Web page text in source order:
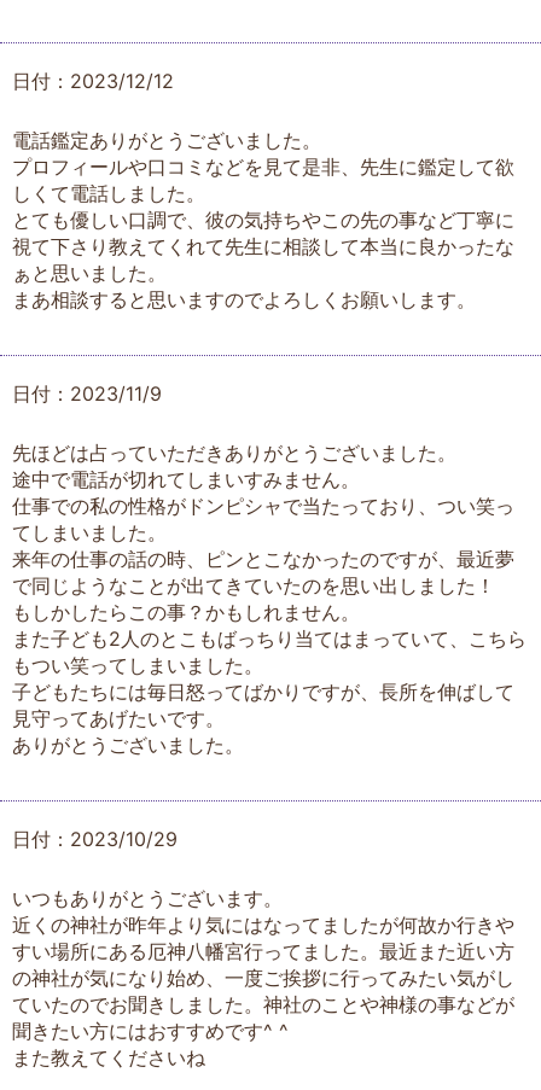
日付：2023/12/12
電話鑑定ありがとうございました。
プロフィールや口コミなどを見て是非、先生に鑑定して欲
しくて電話しました。
とても優しい口調で、彼の気持ちやこの先の事など丁寧に
視て下さり教えてくれて先生に相談して本当に良かったな
ぁと思いました。
まあ相談すると思いますのでよろしくお願いします。
日付：2023/11/9
先ほどは占っていただきありがとうございました。
途中で電話が切れてしまいすみません。
仕事での私の性格がドンピシャで当たっており、つい笑っ
てしまいました。
来年の仕事の話の時、ピンとこなかったのですが、最近夢
で同じようなことが出てきていたのを思い出しました！
もしかしたらこの事？かもしれません。
また子ども2人のとこもばっちり当てはまっていて、こちら
もつい笑ってしまいました。
子どもたちには毎日怒ってばかりですが、長所を伸ばして
見守ってあげたいです。
ありがとうございました。
日付：2023/10/29
いつもありがとうございます。
近くの神社が昨年より気にはなってましたが何故か行きや
すい場所にある厄神八幡宮行ってました。最近また近い方
の神社が気になり始め、一度ご挨拶に行ってみたい気がし
ていたのでお聞きしました。神社のことや神様の事などが
聞きたい方にはおすすめです^ ^
また教えてくださいね